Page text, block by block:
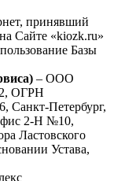
принявший
Сайте «kiozk.ru»
Базы
– ООО
ОГРН
Санкт-Петербург,
2-Н №10,
Ластовского
Устава,